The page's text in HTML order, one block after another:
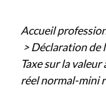
Accueil
> Déclaration de
Taxe sur la
réel normal-mini